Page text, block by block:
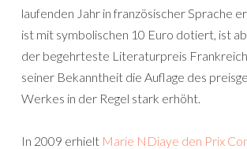
laufenden Jahr in französischer Sprache
ist mit symbolischen 10 Euro dotiert, ist
der begehrteste Literaturpreis
seiner Bekanntheit die Auflage des
Werkes in der Regel stark erhöht.
In 2009 erhielt Marie NDiaye den Prix